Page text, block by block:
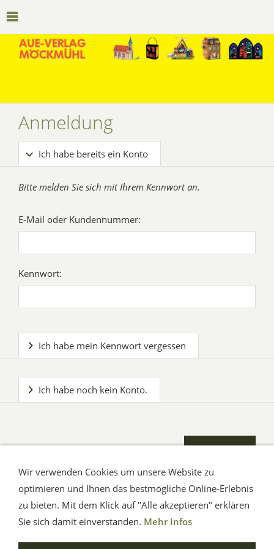
Anmeldung
Ich habe bereits ein Konto
Bitte melden Sie sich mit Ihrem Kennwort an.
E-Mail oder Kundennummer:
Kennwort:
Ich habe mein Kennwort vergessen
Ich habe noch kein Konto.
AGB Impressum Hilfe
Verbraucherhinweise
Datenschutz
© Aue-Verlag GmbH, Möckmühl
Wir verwenden Cookies um unsere Website zu
optimieren und Ihnen das bestmögliche Online-Erlebnis
zu bieten. Mit dem Klick auf "Alle akzeptieren" erklären
Sie sich damit einverstanden. Mehr Infos